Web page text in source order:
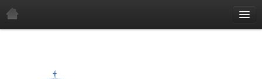
Orario Sante Messe